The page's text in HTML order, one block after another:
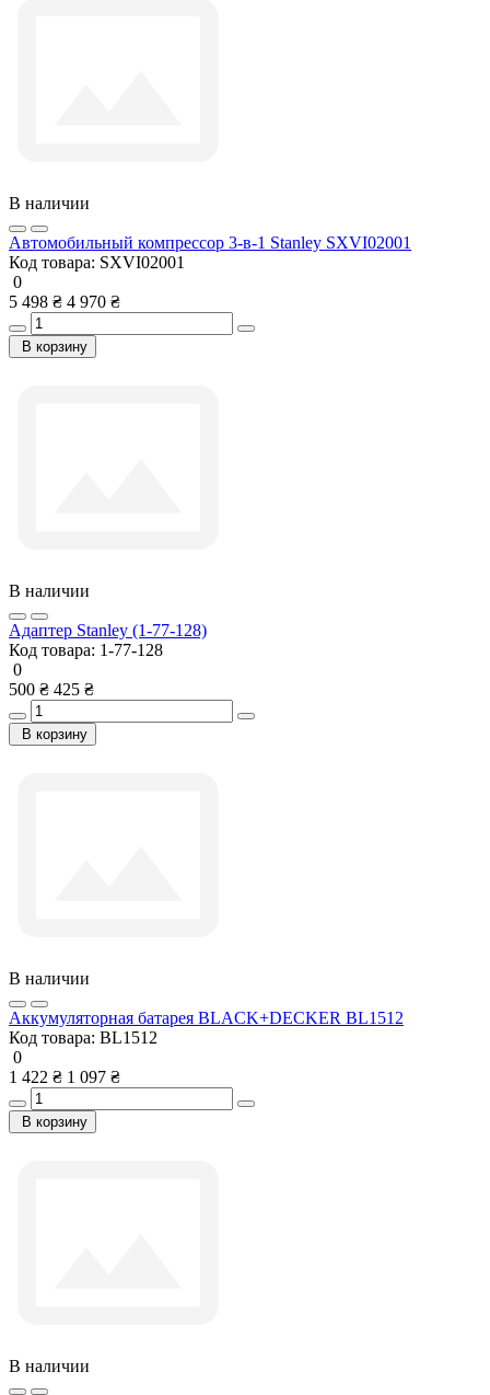
В наличии
Автомобильный компрессор 3-в-1 Stanley SXVI02001
Код товара: SXVI02001
0
5 498 ₴ 4 970 ₴
В корзину
В наличии
Адаптер Stanley (1-77-128)
Код товара: 1-77-128
0
500 ₴ 425 ₴
В корзину
В наличии
Аккумуляторная батарея BLACK+DECKER BL1512
Код товара: BL1512
0
1 422 ₴ 1 097 ₴
В корзину
В наличии